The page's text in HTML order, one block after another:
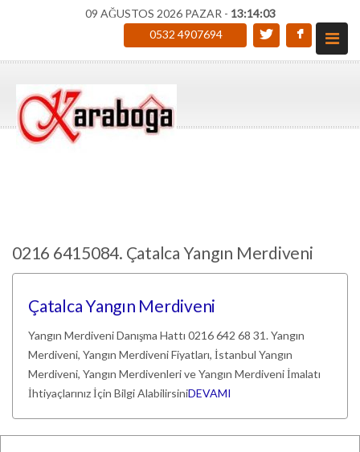
09 AĞUSTOS 2026 PAZAR - 13:14:03
0532 4907694
0216 6415084. Çatalca Yangın Merdiveni
Çatalca Yangın Merdiveni
Yangın Merdiveni Danışma Hattı 0216 642 68 31. Yangın
Merdiveni, Yangın Merdiveni Fiyatları, İstanbul Yangın
Merdiveni, Yangın Merdivenleri ve Yangın Merdiveni İmalatı
İhtiyaçlarınız İçin Bilgi AlabilirsiniDEVAMI